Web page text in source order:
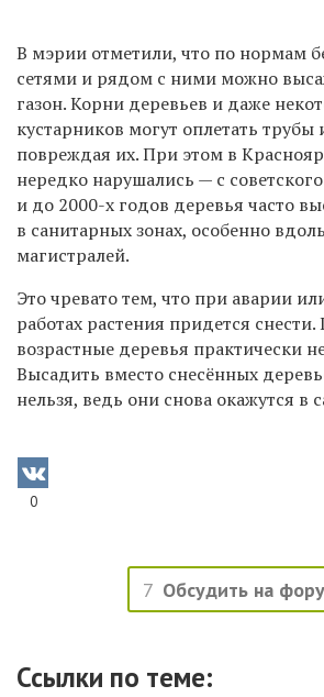
В мэрии отметили, что по нормам
сетями и рядом с ними можно
газон. Корни деревьев и даже
кустарников могут оплетать трубы
повреждая их. При этом в
нередко нарушались — с
и до 2000-х годов деревья часто
в санитарных зонах, особенно
магистралей.
Это чревато тем, что при аварии
работах растения придется
возрастные деревья практически
Высадить вместо снесённых
нельзя, ведь они снова окажутся в
0
7 Обсудить на
Ссылки по теме: